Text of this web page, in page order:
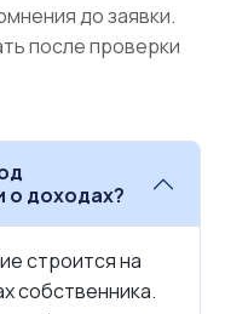
до заявки.
после проверки
о доходах?
строится на
собственника.